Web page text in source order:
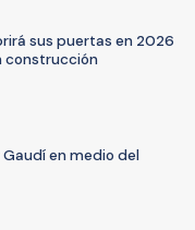
sus puertas en 2026
construcción
en medio del